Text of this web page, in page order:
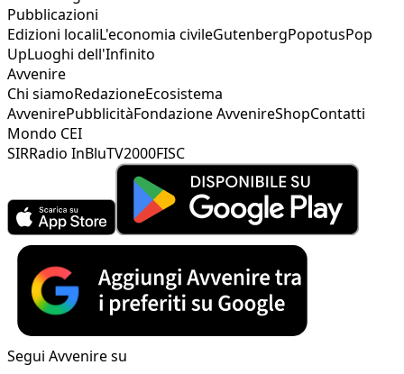
Pubblicazioni
Edizioni localiL'economia civileGutenbergPopotusPop
UpLuoghi dell'Infinito
Avvenire
Chi siamoRedazioneEcosistema
AvvenirePubblicitàFondazione AvvenireShopContatti
Mondo CEI
SIRRadio InBluTV2000FISC
Segui Avvenire su